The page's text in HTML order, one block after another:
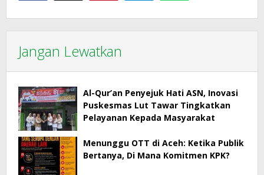
Jangan Lewatkan
Al-Qur’an Penyejuk Hati ASN, Inovasi
Puskesmas Lut Tawar Tingkatkan
Pelayanan Kepada Masyarakat
Menunggu OTT di Aceh: Ketika Publik
Bertanya, Di Mana Komitmen KPK?